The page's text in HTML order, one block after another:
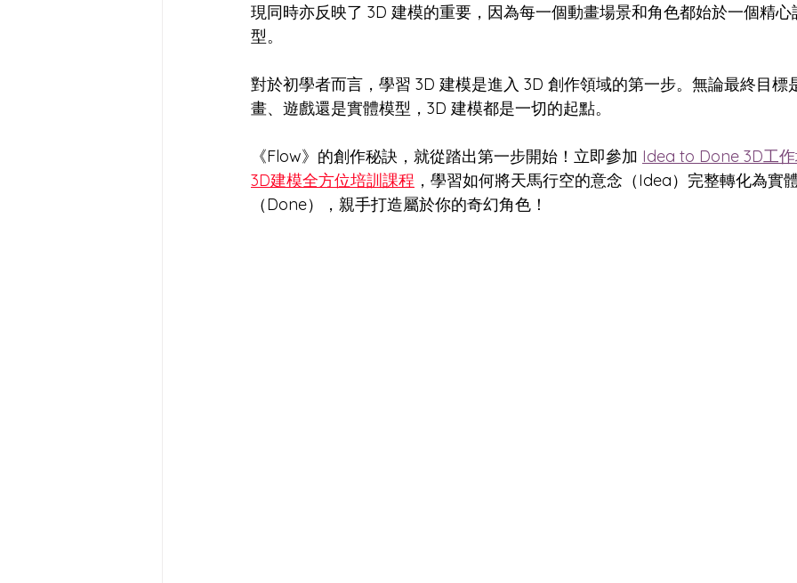
現同時亦反映了 3D 建模的重要，因為每一個動畫場景和角色都始於一個精心
型。
對於初學者而言，學習 3D 建模是進入 3D 創作領域的第一步。無論最終目標
畫、遊戲還是實體模型，3D 建模都是一切的起點。
《Flow》的創作秘訣，就從踏出第一步開始！立即參加 Idea to Done 3D工
3D建模全方位培訓課程 ，學習如何將天馬行空的意念（Idea）完整轉化為實
（Done），親手打造屬於你的奇幻角色！